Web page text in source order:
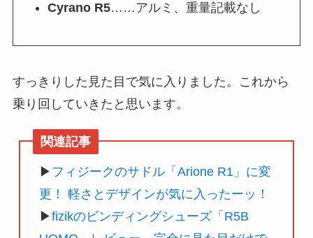
Cyrano R5……アルミ、重量記載なし
すっきりした見た目で気に入りました。これから
乗り回していきたと思います。
▶ フィジークのサドル「Arione R1」に変
更！ 軽さとデザインが気に入ったーッ！
▶fizikのビンディングシューズ「R5B